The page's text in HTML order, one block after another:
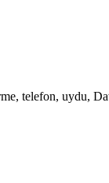
telefon, uydu,